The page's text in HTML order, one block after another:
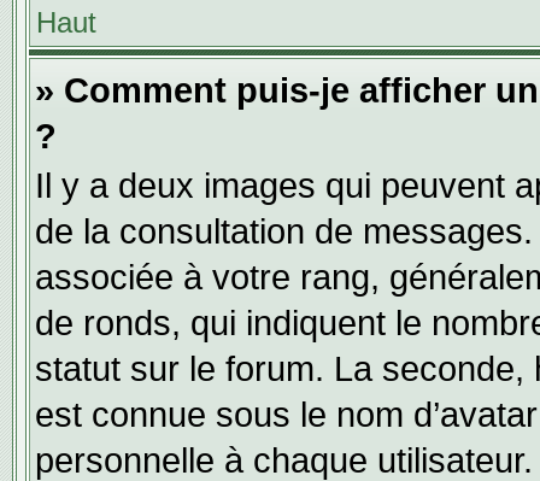
Haut
» Comment puis-je afficher
?
Il y a deux images qui peuvent
de la consultation de
associée à votre rang,
de ronds, qui indiquent le
statut sur le forum. La
est connue sous le nom
personnelle à chaque